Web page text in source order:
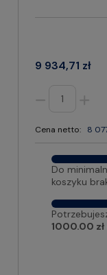
9 934,71 zł
Cena netto: 8
Do
koszyku
1000.00 zł